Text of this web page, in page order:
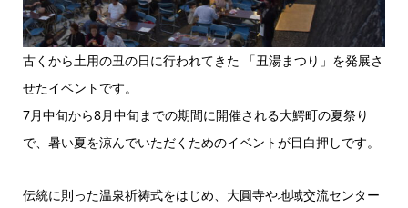
古くから土用の丑の日に行われてきた 「丑湯まつり」を発展さ
せたイベントです。
7月中旬から8月中旬までの期間に開催される大鰐町の夏祭り
で、暑い夏を涼んでいただくためのイベントが目白押しです。
伝統に則った温泉祈祷式をはじめ、大圓寺や地域交流センター